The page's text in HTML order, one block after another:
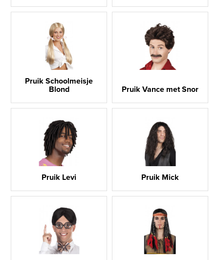
Pruik Schoolmeisje
Blond
Pruik Vance met Snor
Pruik Levi Pruik Mick